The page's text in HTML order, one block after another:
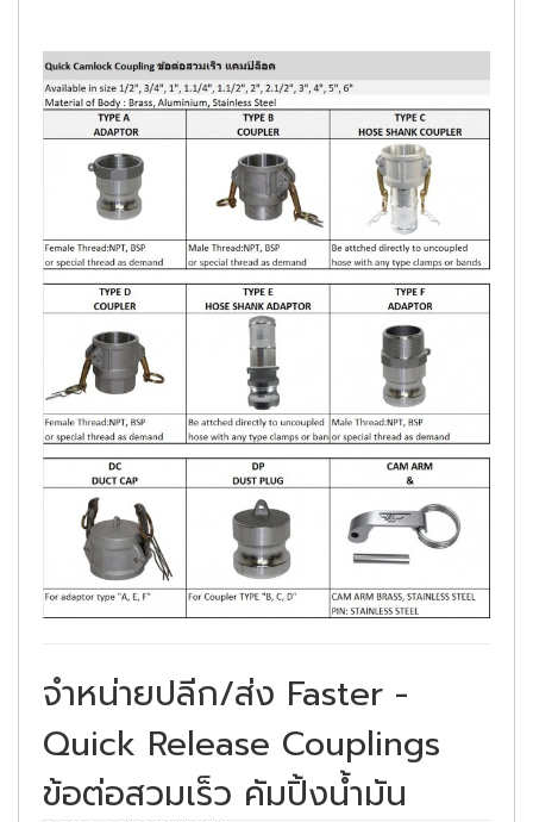
จำหน่ายปลีก/ส่ง Faster -
Quick Release Couplings
ข้อต่อสวมเร็ว คัมปิ้งน้ำมัน